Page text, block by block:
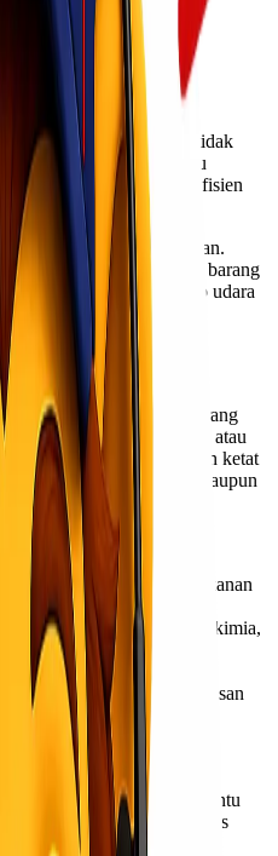
lebih sederhana karena tidak
seperti izin tambahan atau
nya pun lebih cepat dan efisien
bisa dikirim sembarangan.
harus diperhatikan agar barang
terutama karena cargo udara
dan tekanan tertentu.
cargo adalah jenis barang
karena sifat, bentuk, atau
biasanya memiliki aturan ketat
keselamatan, maupun
lain:
goods)
seperti makanan
goods) seperti bahan kimia,
goods)seperti perhiasan
cargo)
prosedur penanganan yang
membutuhkan suhu tertentu
berbahaya harus dikemas
dokumen khusus.